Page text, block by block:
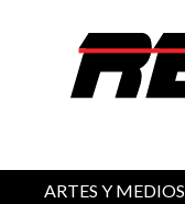
ARTES Y MEDIOS